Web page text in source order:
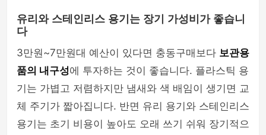
유리와 스테인리스 용기는 장기 가성비가 좋습니
다
3만원~7만원대 예산이 있다면 충동구매보다 보관용
품의 내구성에 투자하는 것이 좋습니다. 플라스틱 용
기는 가볍고 저렴하지만 냄새와 색 배임이 생기면 교
체 주기가 짧아집니다. 반면 유리 용기와 스테인리스
용기는 초기 비용이 높아도 오래 쓰기 쉬워 장기적으